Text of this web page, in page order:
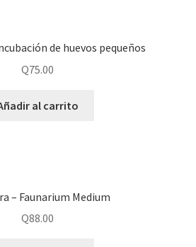
de huevos pequeños
Q75.00
al carrito
– Faunarium Medium
Q88.00